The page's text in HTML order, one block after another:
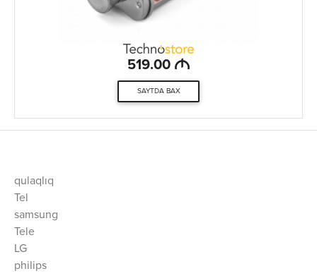
519.00 M
SAYTDA BAX
qulaqlıq
Tel
samsung
Tele
LG
philips